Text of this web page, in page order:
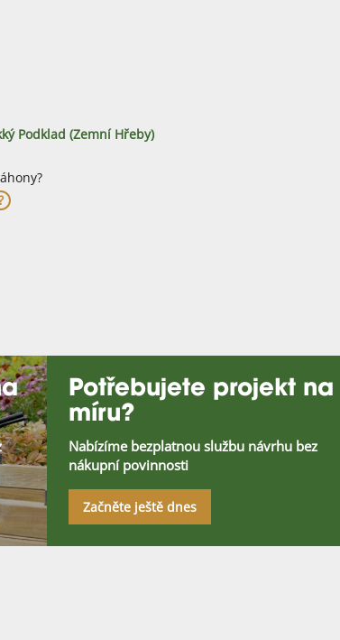
Podklad (zemní Hřeby)
Potřebujete projekt na
míru?
Nabízíme bezplatnou službu návrhu bez
nákupní povinnosti
Začněte ještě dnes